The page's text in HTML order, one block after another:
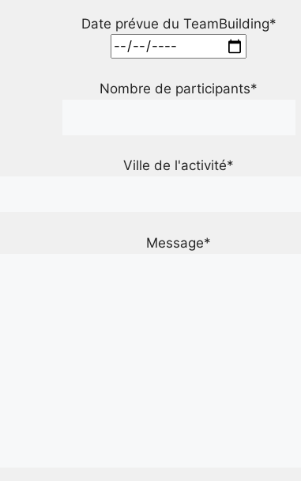
Date prévue du TeamBuilding*
Nombre de participants*
Ville de l'activité*
Message*